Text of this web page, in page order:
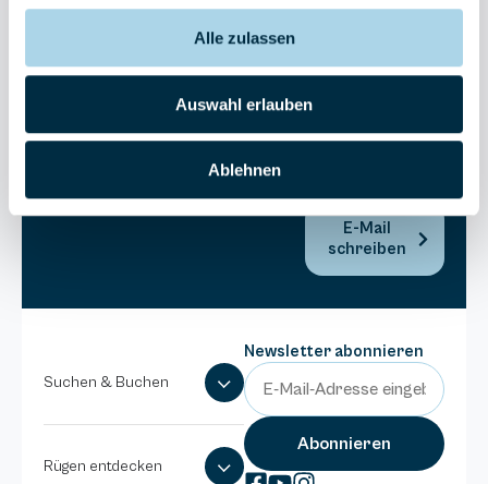
Alle zulassen
Auswahl erlauben
Ablehnen
173980
Binzer
E-Mail
schreiben
Suchen & Buchen
Rügen entdecken
Newsletter abonnieren